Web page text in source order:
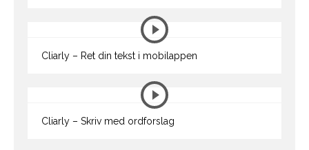
Cliarly – Ret din tekst i mobilappen
Cliarly – Skriv med ordforslag